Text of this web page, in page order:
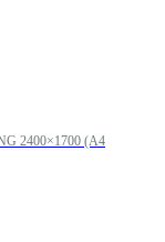
2400×1700 (A4